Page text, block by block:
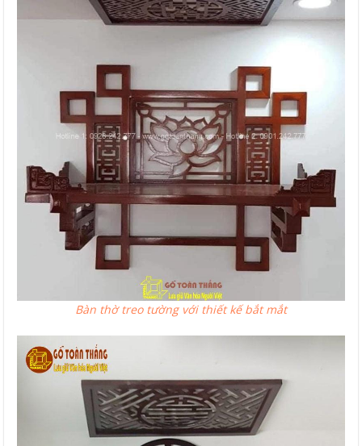
Bàn thờ treo tường với thiết kế bắt mắt